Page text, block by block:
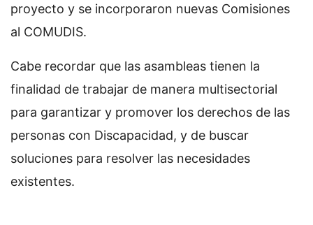
proyecto y se incorporaron nuevas Comisiones
al COMUDIS.
Cabe recordar que las asambleas tienen la
finalidad de trabajar de manera multisectorial
para garantizar y promover los derechos de las
personas con Discapacidad, y de buscar
soluciones para resolver las necesidades
existentes.